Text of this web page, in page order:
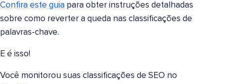
Confira este guia para obter instruções detalhadas
sobre como reverter a queda nas classificações de
palavras-chave.
E é isso!
Você monitorou suas classificações de SEO no